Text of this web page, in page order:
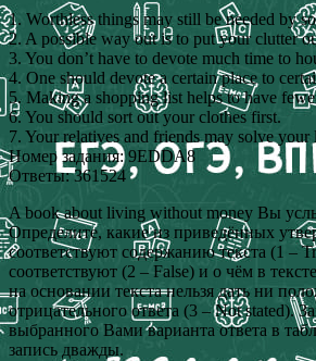
1. Worthless things may still be needed by
2. A possible way out is to put your clutter
3. You don’t have to devote much time to
4. One should devote a certain place to
5. Making a shopping list helps to have
6. You should sort out your clothes first.
7. Your relatives and friends may solve your
Номер задания: 9EDDA8
Ответы: 361524
A book about living without money Вы
Определите, какие из приведённых
соответствуют содержанию текста (1 –
соответствуют (2 – False) и о чём в
на основании текста нельзя дать ни
отрицательного ответа (3 – Not stated).
выбранного Вами варианта ответа в
запись дважды.